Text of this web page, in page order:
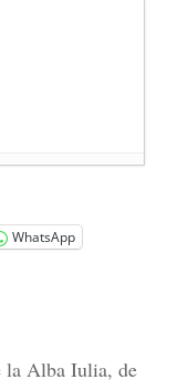
din Iași
WhatsApp
la Alba Iulia, de